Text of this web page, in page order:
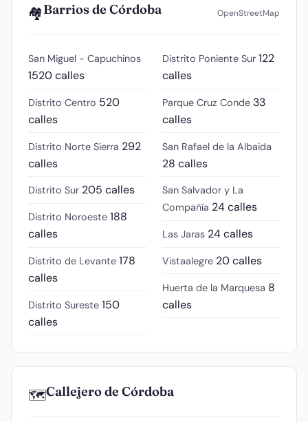
🏘️Barrios de Córdoba OpenStreetMap
San Miguel - Capuchinos
1520 calles
Distrito Centro 520
calles
Distrito Norte Sierra 292
calles
Distrito Sur 205 calles
Distrito Noroeste 188
calles
Distrito de Levante 178
calles
Distrito Sureste 150
calles
Distrito Poniente Sur 122
calles
Parque Cruz Conde 33
calles
San Rafael de la Albaida
28 calles
San Salvador y La
Compañía 24 calles
Las Jaras 24 calles
Vistaalegre 20 calles
Huerta de la Marquesa 8
calles
🗺️Callejero de Córdoba